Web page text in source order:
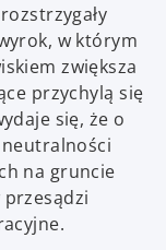
w którym
zwiększa
przychylą się
się, że o
na gruncie